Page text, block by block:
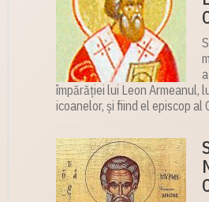
împărăției lui Leon Armeanul,
icoanelor, și fiind el episcop al